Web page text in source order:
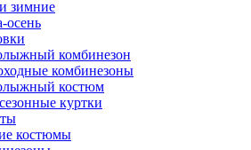
зимние
осень
комбинезон
комбинезоны
костюм
куртки
костюмы